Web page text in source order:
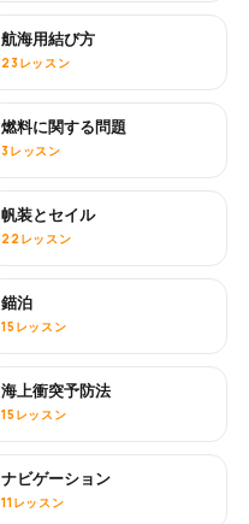
航海用結び方
23レッスン
燃料に関する問題
3レッスン
帆装とセイル
22レッスン
錨泊
15レッスン
海上衝突予防法
15レッスン
ナビゲーション
11レッスン